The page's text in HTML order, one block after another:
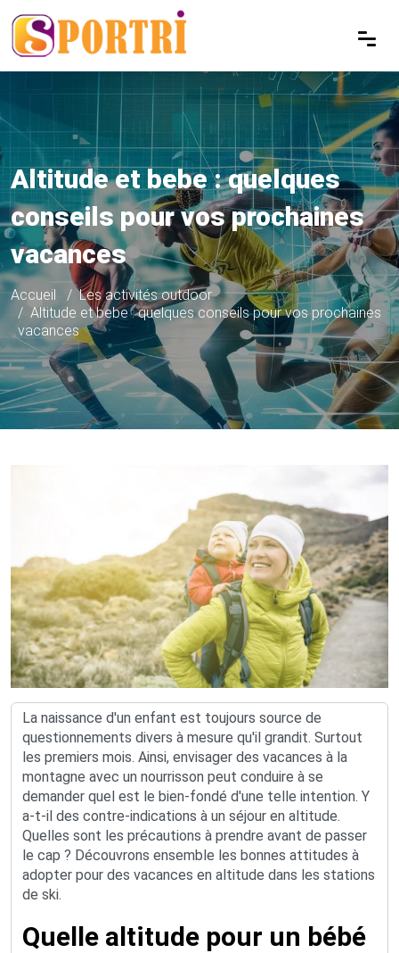
Altitude et bebe : quelques
conseils pour vos prochaines
vacances
Accueil
Les activités outdoor
Altitude et bebe : quelques conseils pour vos prochaines
vacances
La naissance d'un enfant est toujours source de
questionnements divers à mesure qu'il grandit. Surtout
les premiers mois. Ainsi, envisager des vacances à la
montagne avec un nourrisson peut conduire à se
demander quel est le bien-fondé d'une telle intention. Y
a-t-il des contre-indications à un séjour en altitude.
Quelles sont les précautions à prendre avant de passer
le cap ? Découvrons ensemble les bonnes attitudes à
adopter pour des vacances en altitude dans les stations
de ski.
Quelle altitude pour un bébé